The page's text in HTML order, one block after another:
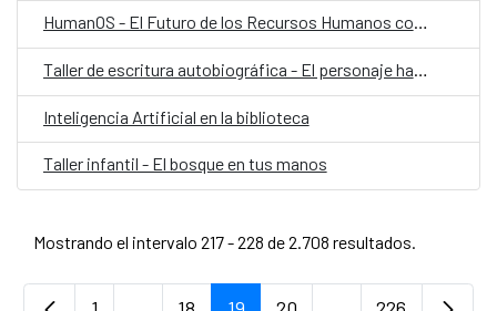
HumanOS - El Futuro de los Recursos Humanos con IA
Taller de escritura autobiográfica - El personaje habitado
Inteligencia Artificial en la biblioteca
Taller infantil - El bosque en tus manos
Mostrando el intervalo 217 - 228 de 2.708 resultados.